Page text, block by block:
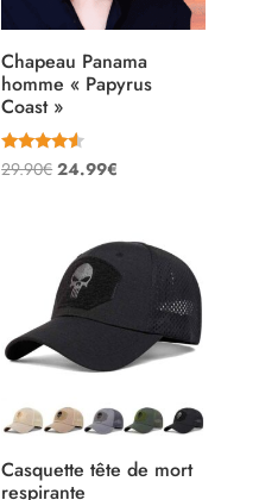
Chapeau Panama
homme « Papyrus
Coast »
Note
4.33
29.90€ Le
était :
29.90€.
24.99€
est :
24.99€.
Casquette tête de mort
respirante